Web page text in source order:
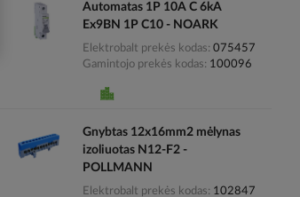
Automatas 1P 10A C 6kA
Ex9BN 1P C10 - NOARK
Elektrobalt prekės kodas 075457
Gamintojo prekės kodas
100096
Gnybtas 12x16mm2 mėlynas
izoliuotas N12-F2 -
POLLMANN
Elektrobalt prekės kodas
102847